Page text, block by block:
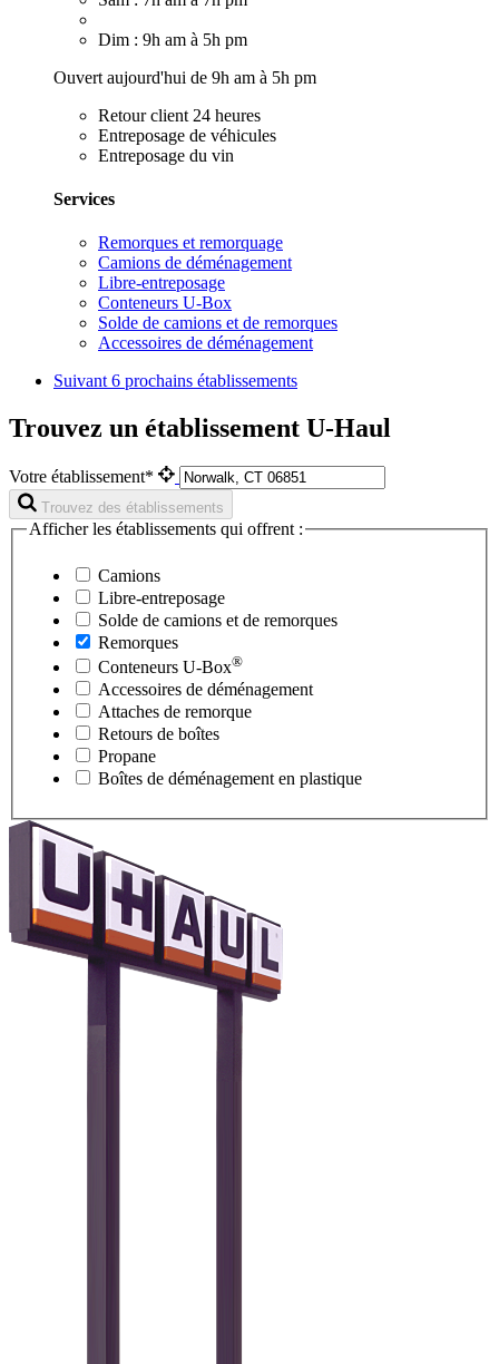
Dim : 9h am à 5h pm
Ouvert aujourd'hui de 9h am à 5h pm
Retour client 24 heures
Entreposage de véhicules
Entreposage du vin
Services
Remorques et remorquage
Camions de déménagement
Libre-entreposage
Conteneurs U-Box
Solde de camions et de remorques
Accessoires de déménagement
Suivant 6 prochains établissements
Trouvez un établissement U-Haul
Votre établissement*
Trouvez des établissements
Afficher les établissements qui offrent :
Camions
Libre-entreposage
Solde de camions et de remorques
Remorques
Conteneurs U-Box®
Accessoires de déménagement
Attaches de remorque
Retours de boîtes
Propane
Boîtes de déménagement en plastique